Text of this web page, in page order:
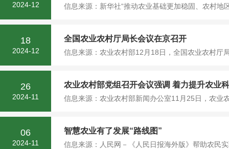
信息来源：新华社“推动农业基础更加稳固、农村
2024-12
全国农业农村厅局长会议在京召开
信息来源：农业农村部12月18日，全国农业农村厅
18
2024-12
农业农村部党组召开会议强调 着力提升农业
信息来源：农业农村部新闻办公室11月25日，农业
26
2024-11
智慧农业有了发展“路线图”
信息来源：人民网－《人民日报海外版》帮助农民
06
2024-11